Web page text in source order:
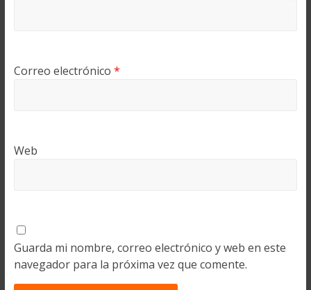
Correo electrónico *
Web
Guarda mi nombre, correo electrónico y web en este
navegador para la próxima vez que comente.